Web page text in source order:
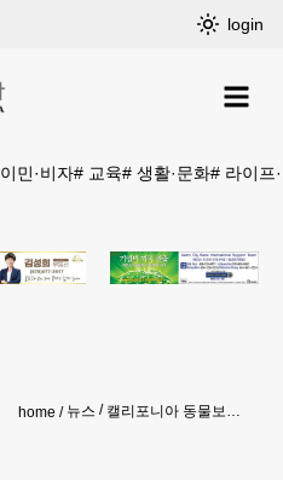
login
이민·비자# 교육# 생활·문화# 라이프
home 뉴스 캘리포니아 동물보호소서 개 사체 117구 무더기 발견